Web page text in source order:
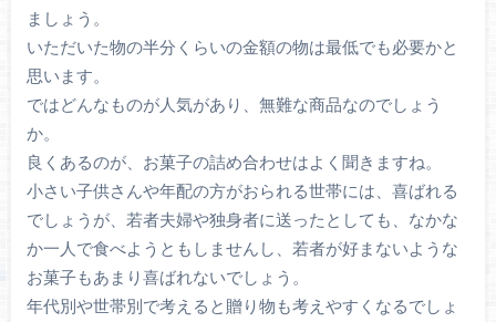
ましょう。
いただいた物の半分くらいの金額の物は最低でも必要かと
思います。
ではどんなものが人気があり、無難な商品なのでしょう
か。
良くあるのが、お菓子の詰め合わせはよく聞きますね。
小さい子供さんや年配の方がおられる世帯には、喜ばれる
でしょうが、若者夫婦や独身者に送ったとしても、なかな
か一人で食べようともしませんし、若者が好まないような
お菓子もあまり喜ばれないでしょう。
年代別や世帯別で考えると贈り物も考えやすくなるでしょ